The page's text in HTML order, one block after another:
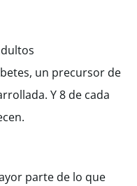
un precursor de
Y 8 de cada
parte de lo que